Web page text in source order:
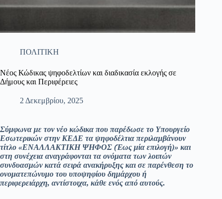
ΠΟΛΙΤΙΚΗ
Νέος Κώδικας ψηφοδελτίων και διαδικασία εκλογής σε
Δήμους και Περιφέρειες
2 Δεκεμβρίου, 2025
Σύμφωνα με τον νέο κώδικα που παρέδωσε το Υπουργείο
Εσωτερικών στην ΚΕΔΕ τα ψηφοδέλτια περιλαμβάνουν
τίτλο «ΕΝΑΛΛΑΚΤΙΚΗ ΨΗΦΟΣ (Έως μία επιλογή)» και
στη συνέχεια αναγράφονται τα ονόματα των λοιπών
συνδυασμών κατά σειρά ανακήρυξης και σε παρένθεση το
ονοματεπώνυμο του υποψηφίου δημάρχου ή
περιφερειάρχη, αντίστοιχα, κάθε ενός από αυτούς.